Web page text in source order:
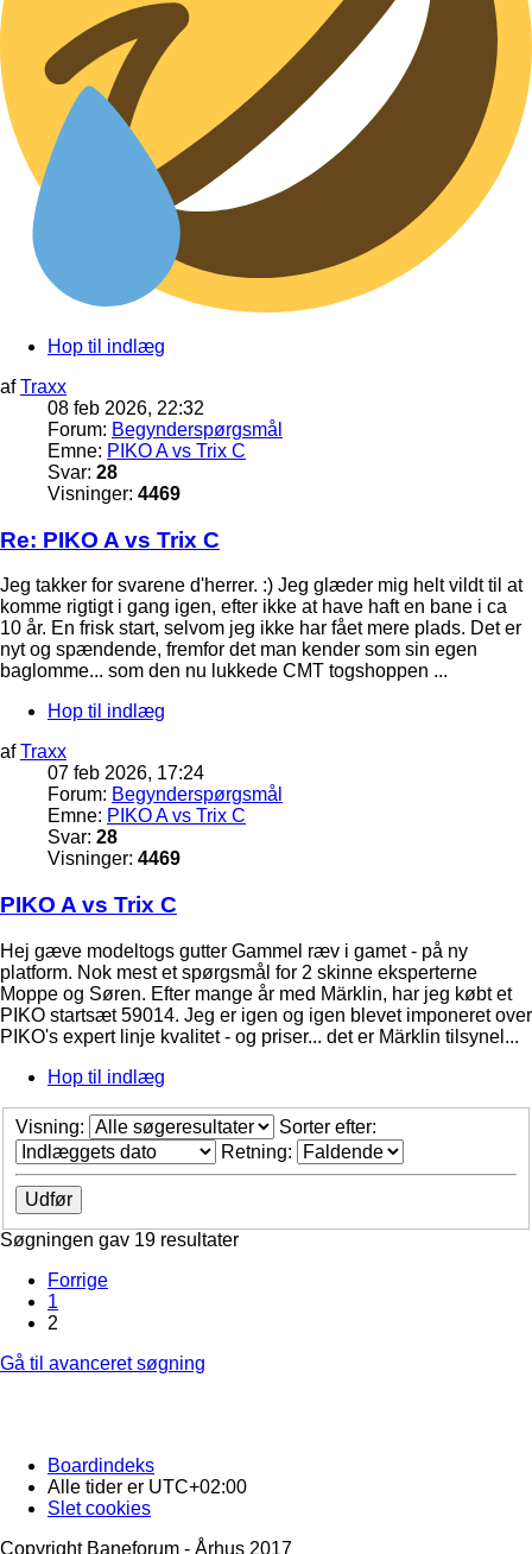
Hop til indlæg
afTraxx
08 feb 2026, 22:32
Forum: Begynderspørgsmål
Emne: PIKO A vs Trix C
Svar: 28
Visninger: 4469
Re: PIKO A vs Trix C
Jeg takker for svarene d'herrer. :) Jeg glæder mig helt vildt til at
komme rigtigt i gang igen, efter ikke at have haft en bane i ca
10 år. En frisk start, selvom jeg ikke har fået mere plads. Det er
nyt og spændende, fremfor det man kender som sin egen
baglomme... som den nu lukkede CMT togshoppen ...
Hop til indlæg
afTraxx
07 feb 2026, 17:24
Forum: Begynderspørgsmål
Emne: PIKO A vs Trix C
Svar: 28
Visninger: 4469
PIKO A vs Trix C
Hej gæve modeltogs gutter Gammel ræv i gamet - på ny
platform. Nok mest et spørgsmål for 2 skinne eksperterne
Moppe og Søren. Efter mange år med Märklin, har jeg købt et
PIKO startsæt 59014. Jeg er igen og igen blevet imponeret over
PIKO's expert linje kvalitet - og priser... det er Märklin tilsynel...
Hop til indlæg
Visning:
Sorter efter:
Retning:
Søgningen gav 19 resultater
Forrige
1
2
Gå til avanceret søgning
Boardindeks
Alle tider er UTC+02:00
Slet cookies
Copyright Baneforum - Århus 2017